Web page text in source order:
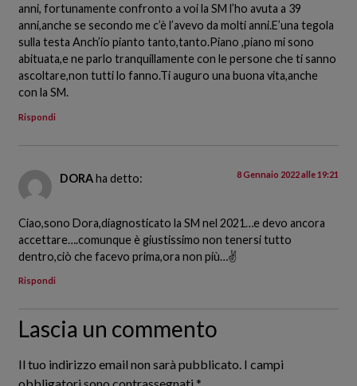
anni, fortunamente confronto a voi la SM l’ho avuta a 39
anni,anche se secondo me c’è l’avevo da molti anni.E’una tegola
sulla testa Anch’io pianto tanto,tanto.Piano ,piano mi sono
abituata,e ne parlo tranquillamente con le persone che ti sanno
ascoltare,non tutti lo fanno.Ti auguro una buona vita,anche
con la SM.
Rispondi
DORA ha detto: 8 Gennaio 2022 alle 19:21
Ciao,sono Dora,diagnosticato la SM nel 2021…e devo ancora
accettare….comunque è giustissimo non tenersi tutto
dentro,ciò che facevo prima,ora non più…✌
Rispondi
Lascia un commento
Il tuo indirizzo email non sarà pubblicato. I campi